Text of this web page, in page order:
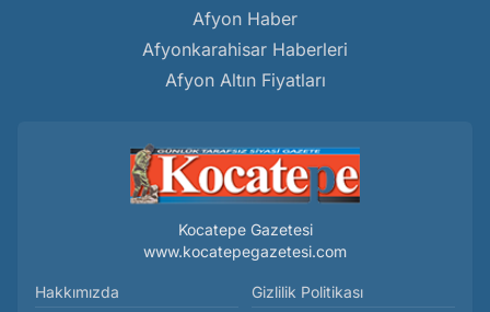
Afyon Haber
Afyonkarahisar Haberleri
Afyon Altın Fiyatları
Kocatepe Gazetesi
www.kocatepegazetesi.com
Hakkımızda
Gizlilik Politikası